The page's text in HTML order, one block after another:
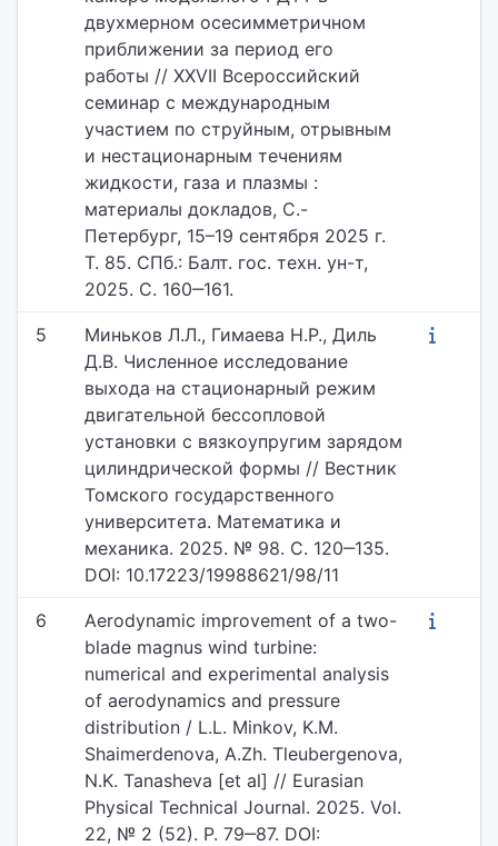
двухмерном осесимметричном
приближении за период его
работы // XXVII Всероссийский
семинар с международным
участием по струйным, отрывным
и нестационарным течениям
жидкости, газа и плазмы :
материалы докладов, С.-
Петербург, 15–19 сентября 2025 г.
Т. 85. СПб.: Балт. гос. техн. ун-т,
2025. С. 160‒161.
5
Миньков Л.Л., Гимаева Н.Р., Диль
Д.В. Численное исследование
выхода на стационарный режим
двигательной бессопловой
установки с вязкоупругим зарядом
цилиндрической формы // Вестник
Томского государственного
университета. Математика и
механика. 2025. № 98. С. 120‒135.
DOI: 10.17223/19988621/98/11
6
Aerodynamic improvement of a two-
blade magnus wind turbine:
numerical and experimental analysis
of aerodynamics and pressure
distribution / L.L. Minkov, K.M.
Shaimerdenova, A.Zh. Tleubergenova,
N.K. Tanasheva [et al] // Eurasian
Physical Technical Journal. 2025. Vol.
22, № 2 (52). P. 79‒87. DOI: